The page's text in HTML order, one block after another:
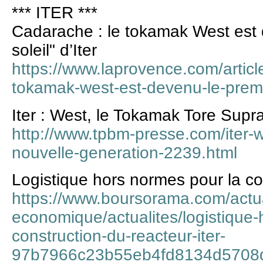
*** ITER ***
Cadarache : le tokamak West
soleil" d’Iter
https://www.laprovence.com/
tokamak-west-est-devenu-le-
Iter : West, le Tokamak Tore
http://www.tpbm-presse.com/iter-
nouvelle-generation-2239.html
Logistique hors normes pour la
https://www.boursorama.com/
economique/actualites/
construction-du-reacteur-iter-